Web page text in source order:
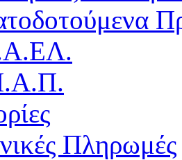
Πληρωμές